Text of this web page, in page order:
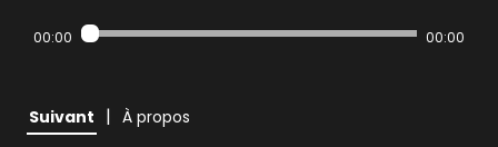
00:00 00:00
Suivant | À propos